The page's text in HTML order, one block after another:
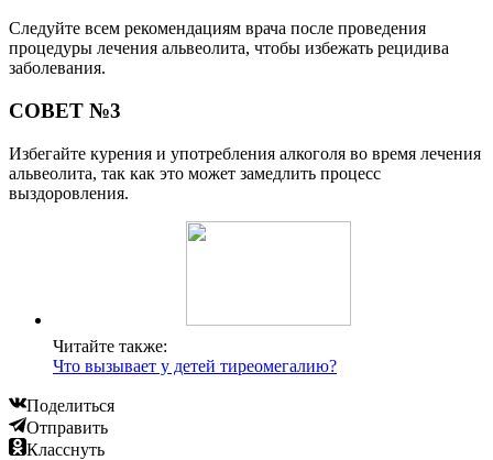
Следуйте всем рекомендациям врача после проведения
процедуры лечения альвеолита, чтобы избежать рецидива
заболевания.
СОВЕТ №3
Избегайте курения и употребления алкоголя во время лечения
альвеолита, так как это может замедлить процесс
выздоровления.
Читайте также:
Что вызывает у детей тиреомегалию?
Поделиться
Отправить
Класснуть